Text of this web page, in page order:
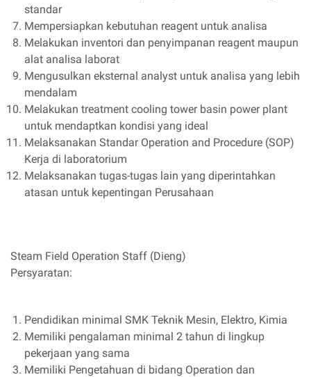
standar
Mempersiapkan kebutuhan reagent untuk analisa
Melakukan inventori dan penyimpanan reagent maupun
alat analisa laborat
Mengusulkan eksternal analyst untuk analisa yang lebih
mendalam
Melakukan treatment cooling tower basin power plant
untuk mendaptkan kondisi yang ideal
Melaksanakan Standar Operation and Procedure (SOP)
Kerja di laboratorium
Melaksanakan tugas-tugas lain yang diperintahkan
atasan untuk kepentingan Perusahaan
Steam Field Operation Staff (Dieng)
Persyaratan:
Pendidikan minimal SMK Teknik Mesin, Elektro, Kimia
Memiliki pengalaman minimal 2 tahun di lingkup
pekerjaan yang sama
Memiliki Pengetahuan di bidang Operation dan